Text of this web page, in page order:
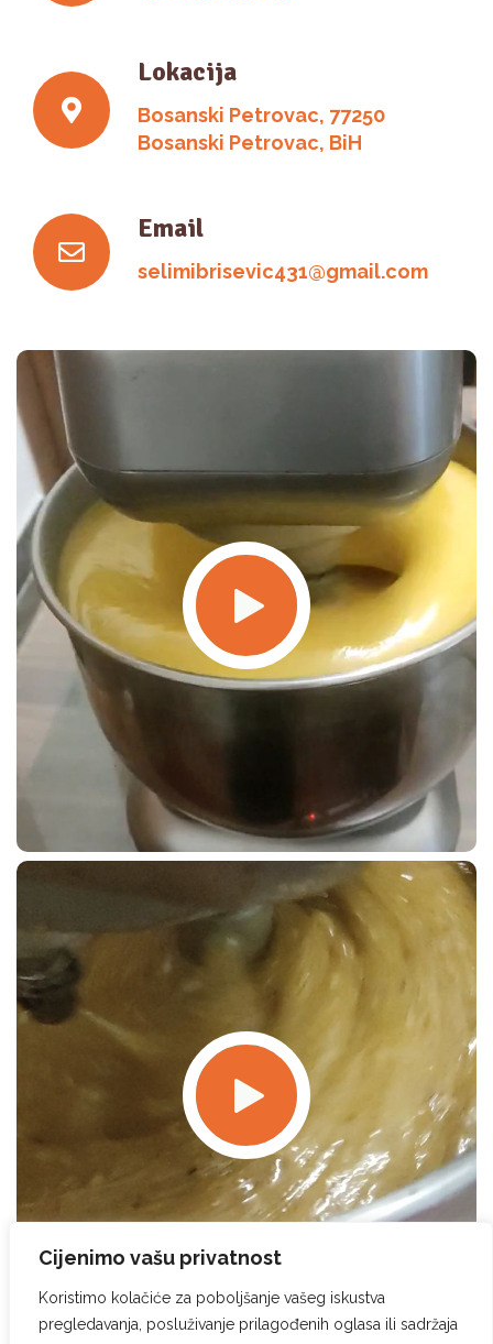
Cijenimo vašu privatnost
Koristimo kolačiće za poboljšanje vašeg iskustva
pregledavanja, posluživanje prilagođenih oglasa ili sadržaja
Lokacija
Bosanski Petrovac, 77250
Bosanski Petrovac, BiH
Email
selimibrisevic431@gmail.com